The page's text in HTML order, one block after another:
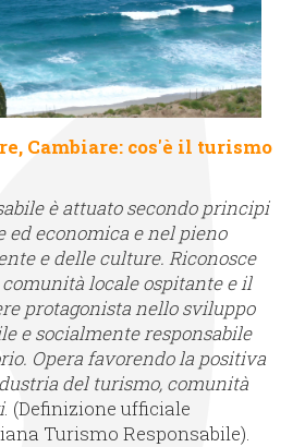
Cambiare: cos'è il turismo
è attuato secondo principi
ed economica e nel pieno
e delle culture. Riconosce
locale ospitante e il
protagonista nello sviluppo
e socialmente responsabile
Opera favorendo la positiva
del turismo, comunità
. (Definizione ufficiale
Turismo Responsabile).